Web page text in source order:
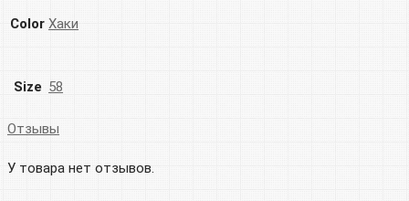
Color Хаки
Size 58
Отзывы
У товара нет отзывов.